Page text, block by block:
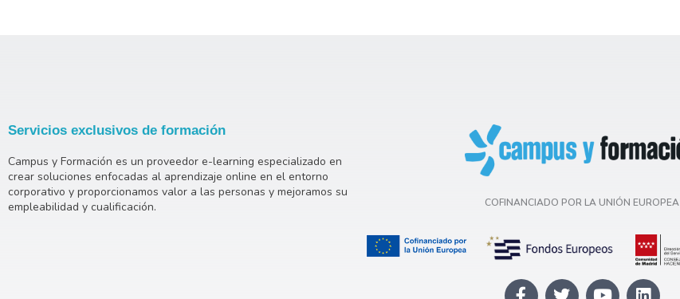
Servicios exclusivos de formación
Campus y Formación es un proveedor e-learning especializado en
crear soluciones enfocadas al aprendizaje online en el entorno
corporativo y proporcionamos valor a las personas y mejoramos su
empleabilidad y cualificación.
COFINANCIADO POR LA UNIÓN EUROPEA
F T Y L